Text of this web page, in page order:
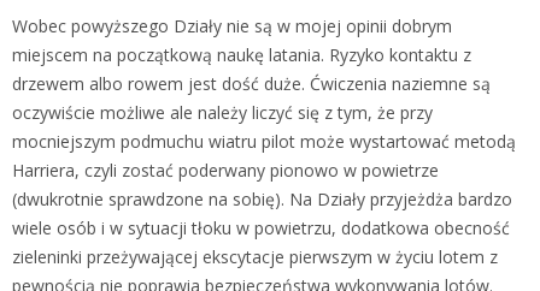
Wobec powyższego Działy nie są w mojej opinii dobrym
miejscem na początkową naukę latania. Ryzyko kontaktu z
drzewem albo rowem jest dość duże. Ćwiczenia naziemne są
oczywiście możliwe ale należy liczyć się z tym, że przy
mocniejszym podmuchu wiatru pilot może wystartować metodą
Harriera, czyli zostać poderwany pionowo w powietrze
(dwukrotnie sprawdzone na sobię). Na Działy przyjeżdża bardzo
wiele osób i w sytuacji tłoku w powietrzu, dodatkowa obecność
zieleninki przeżywającej ekscytacje pierwszym w życiu lotem z
pewnością nie poprawia bezpieczeństwa wykonywania lotów.